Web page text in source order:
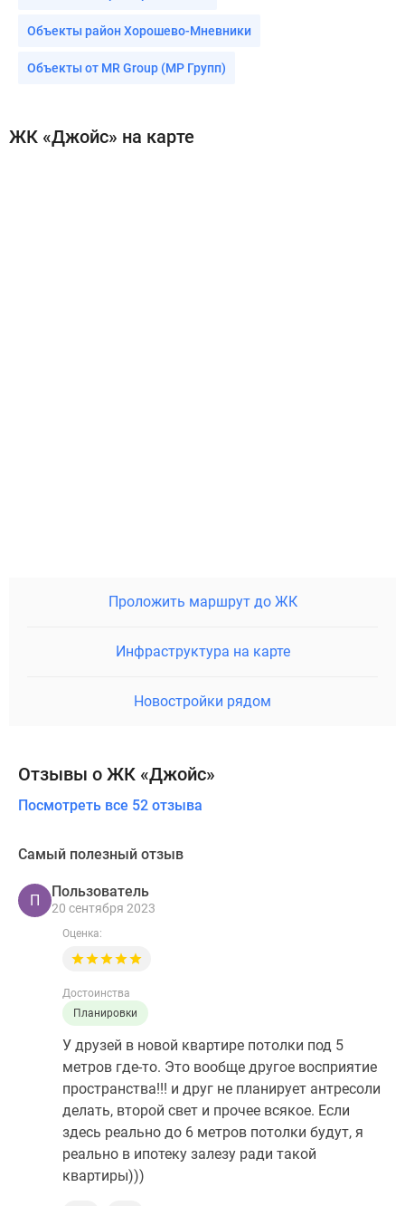
Объекты район Хорошево-Мневники
Объекты от MR Group (МР Групп)
ЖК «Джойс» на карте
Проложить маршрут до ЖК
Инфраструктура на карте
Новостройки рядом
Отзывы о ЖК «Джойс»
Посмотреть все 52 отзыва
Самый полезный отзыв
П
Пользователь
20 сентября 2023
Оценка:
Достоинства
Планировки
У друзей в новой квартире потолки под 5
метров где-то. Это вообще другое восприятие
пространства!!! и друг не планирует антресоли
делать, второй свет и прочее всякое. Если
здесь реально до 6 метров потолки будут, я
реально в ипотеку залезу ради такой
квартиры)))